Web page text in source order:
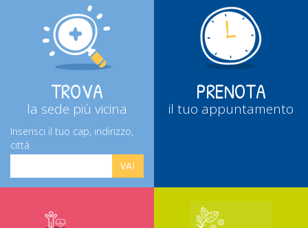
TROVA
la sede più vicina
Inserisci il tuo cap, indirizzo,
città
VAI
PRENOTA
il tuo appuntamento